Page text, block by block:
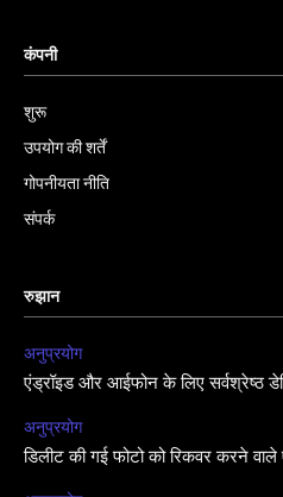
कंपनी
शुरू
उपयोग की शर्तें
गोपनीयता नीति
संपर्क
रुझान
अनुप्रयोग
एंड्रॉइड और आईफोन के लिए सर्वश्रेष्ठ
अनुप्रयोग
डिलीट की गई फोटो को रिकवर करने वाले